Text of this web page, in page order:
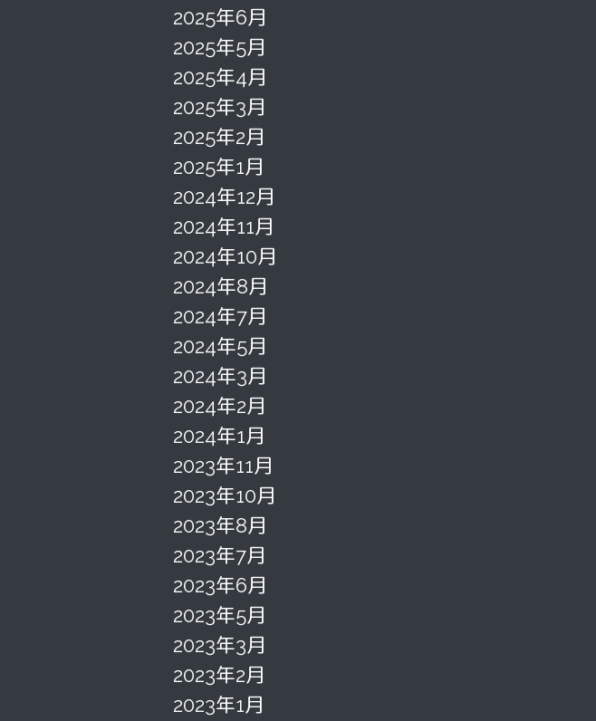
2025年6月
2025年5月
2025年4月
2025年3月
2025年2月
2025年1月
2024年12月
2024年11月
2024年10月
2024年8月
2024年7月
2024年5月
2024年3月
2024年2月
2024年1月
2023年11月
2023年10月
2023年8月
2023年7月
2023年6月
2023年5月
2023年3月
2023年2月
2023年1月